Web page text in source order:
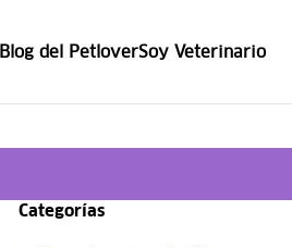
Blog del PetloverSoy Veterinario
Categorías